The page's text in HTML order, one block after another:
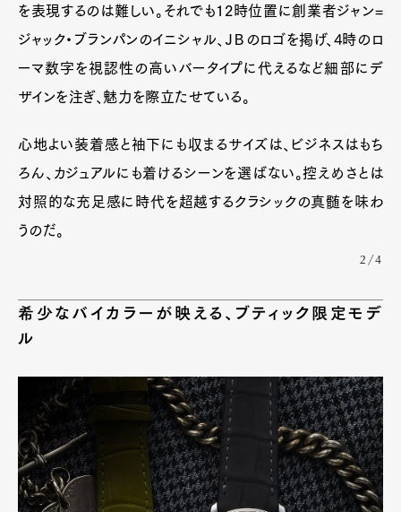
を表現するのは難しい。それでも12時位置に創業者ジャン=
ジャック・ブランパンのイニシャル、ＪＢのロゴを掲げ、4時のロ
ーマ数字を視認性の高いバータイプに代えるなど細部にデ
ザインを注ぎ、魅力を際立たせている。
心地よい装着感と袖下にも収まるサイズは、ビジネスはもち
ろん、カジュアルにも着けるシーンを選ばない。控えめさとは
対照的な充足感に時代を超越するクラシックの真髄を味わ
うのだ。
2/4
希少なバイカラーが映える、ブティック限定モデ
ル